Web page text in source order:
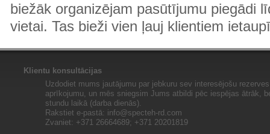
biežāk organizējam pasūtījumu piegādi
vietai. Tas bieži vien ļauj klientiem
Klientu konsultācijas
Uzdodiet mums jautājumu par jebkuru sev interesējošu
aprīkojumu, un mēs sniegsim Jums atbildi pēc iespējas ātrāk,
stundu laikā (darba dienās).
Rakstiet e-pastā: info@specteh-rd.com
Zvaniet: +371 26664689; +371 20201819